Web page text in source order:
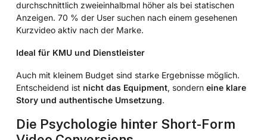
durchschnittlich zweieinhalbmal höher als bei statischen
Anzeigen. 70 % der User suchen nach einem gesehenen
Kurzvideo aktiv nach der Marke.
Ideal für KMU und Dienstleister
Auch mit kleinem Budget sind starke Ergebnisse möglich.
Entscheidend ist nicht das Equipment, sondern eine klare
Story und authentische Umsetzung.
Die Psychologie hinter Short-Form